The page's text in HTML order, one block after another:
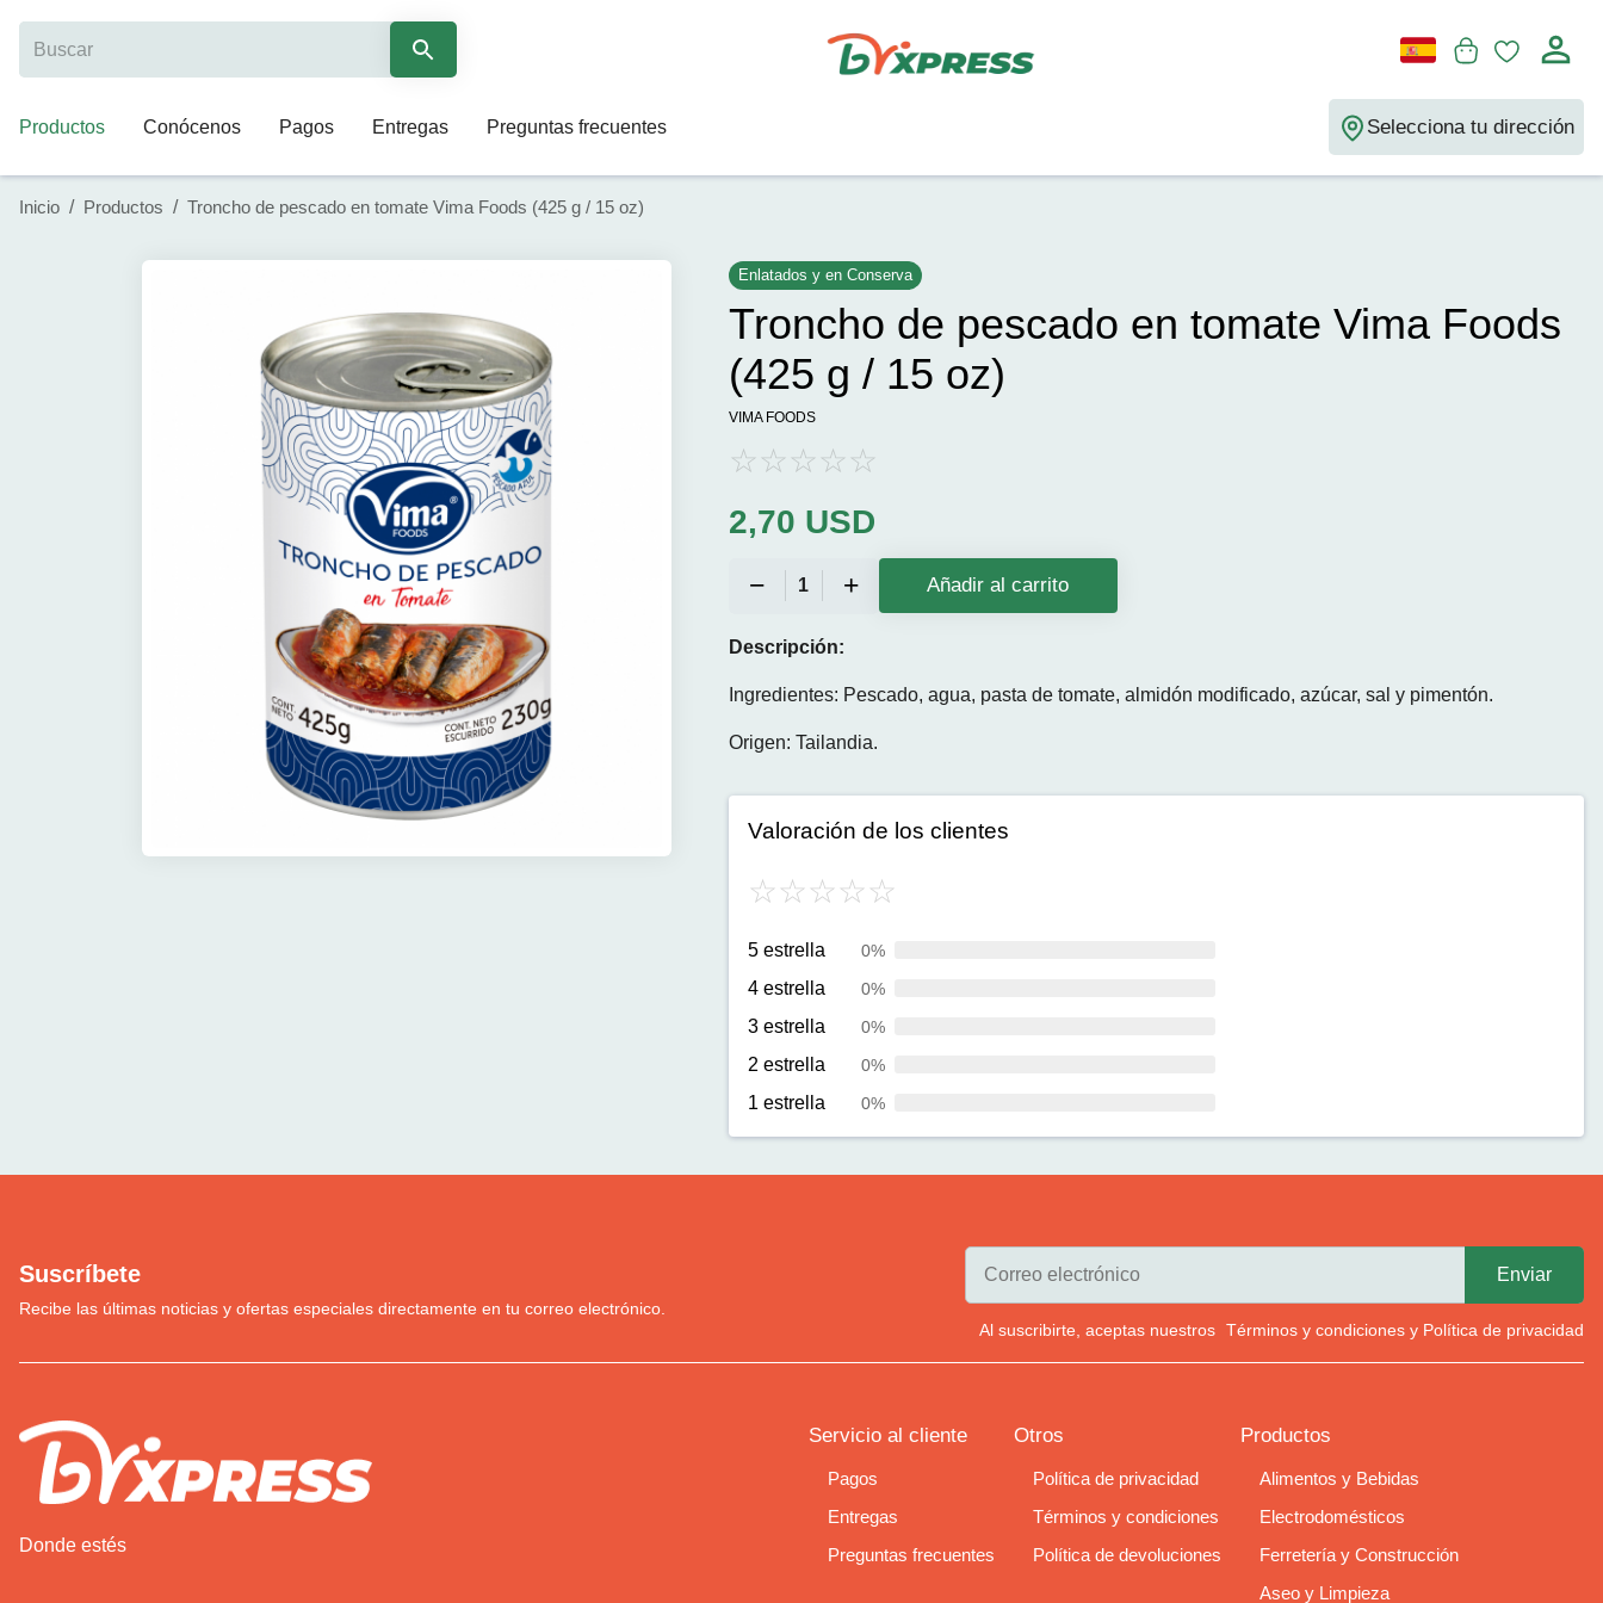
Productos Conócenos Pagos Entregas Preguntas frecuentes Selecciona tu dirección
Inicio / Productos / Troncho de pescado en tomate Vima Foods (425 g / 15 oz)
Enlatados y en Conserva
Troncho de pescado en tomate Vima Foods
(425 g / 15 oz)
VIMA FOODS
2,70 USD
Añadir al carrito
Descripción:
Ingredientes: Pescado, agua, pasta de tomate, almidón modificado, azúcar, sal y pimentón.
Origen: Tailandia.
Valoración de los clientes
5 estrella 0%
4 estrella 0%
3 estrella 0%
2 estrella 0%
1 estrella 0%
Suscríbete
Recibe las últimas noticias y ofertas especiales directamente en tu correo electrónico.
Al suscribirte, aceptas nuestros Términos y condiciones y Política de privacidad
Donde estés
Servicio al cliente
Pagos
Entregas
Preguntas frecuentes
Otros
Política de privacidad
Términos y condiciones
Política de devoluciones
Productos
Alimentos y Bebidas
Electrodomésticos
Ferretería y Construcción
Aseo y Limpieza